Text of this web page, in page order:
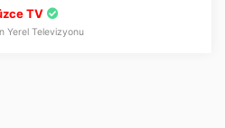
TV
Yerel Televizyonu